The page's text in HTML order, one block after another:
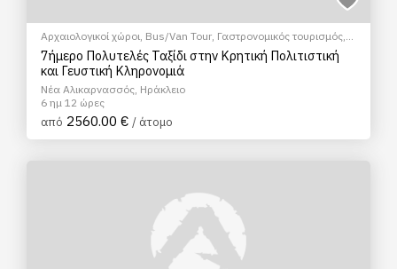
Αρχαιολογικοί χώροι, Bus/Van Tour, Γαστρονομικός τουρισμός,
Γευσιγνωσία ελαιολάδου Θρησκευτικός Τουρισμός
Ξεναγήσεις/
Αξιοθέατα ,Πεζοπορία Πόλης, Πολιτιστικά - Πολιτισμικά
7ήμερο Πολυτελές Ταξίδι στην Κρητική Πολιτιστική
και Γευστική Κληρονομιά
Νέα Αλικαρνασσός, Ηράκλειο
6 ημ 12 ώρες
από 2560.00 € / άτομο